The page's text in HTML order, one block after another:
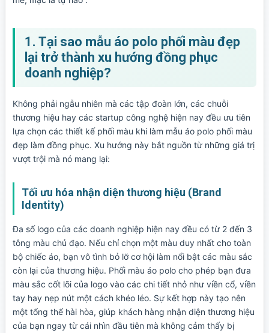
1. Tại sao mẫu áo polo phối màu đẹp
lại trở thành xu hướng đồng phục
doanh nghiệp?
Không phải ngẫu nhiên mà các tập đoàn lớn, các chuỗi
thương hiệu hay các startup công nghệ hiện nay đều ưu tiên
lựa chọn các thiết kế phối màu khi làm mẫu áo polo phối màu
đẹp làm đồng phục. Xu hướng này bắt nguồn từ những giá trị
vượt trội mà nó mang lại:
Tối ưu hóa nhận diện thương hiệu (Brand
Identity)
Đa số logo của các doanh nghiệp hiện nay đều có từ 2 đến 3
tông màu chủ đạo. Nếu chỉ chọn một màu duy nhất cho toàn
bộ chiếc áo, bạn vô tình bỏ lỡ cơ hội làm nổi bật các màu sắc
còn lại của thương hiệu. Phối màu áo polo cho phép bạn đưa
màu sắc cốt lõi của logo vào các chi tiết nhỏ như viền cổ, viền
tay hay nẹp nút một cách khéo léo. Sự kết hợp này tạo nên
một tổng thể hài hòa, giúp khách hàng nhận diện thương hiệu
của bạn ngay từ cái nhìn đầu tiên mà không cảm thấy bị